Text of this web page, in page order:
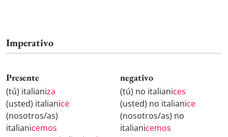
Imperativo
Presente
(tú) italianiza
(usted) italianice
(nosotros/as)
italianicemos
negativo
(tú) no italianices
(usted) no italianice
(nosotros/as) no
italianicemos